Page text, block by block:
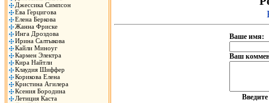
Джессика Симпсон
Ева Герцигова
Елена Беркова
Жанна Фриске
Инга Дроздова
Ирина Салтыкова
Кайли Миноуг
Кармен Электра
Кира Найтли
Клаудия Шиффер
Корикова Елена
Кристина Агилера
Ксения Бородина
Летиция Каста
Ваше имя:
Ваш